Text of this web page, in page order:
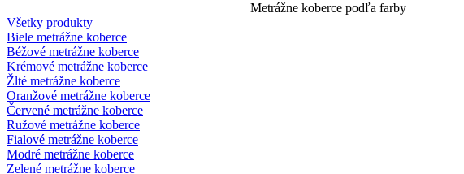
Metrážne koberce podľa farby
Všetky produkty
Biele metrážne koberce
Béžové metrážne koberce
Krémové metrážne koberce
Žlté metrážne koberce
Oranžové metrážne koberce
Červené metrážne koberce
Ružové metrážne koberce
Fialové metrážne koberce
Modré metrážne koberce
Zelené metrážne koberce